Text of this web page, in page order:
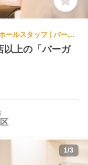
ファストフード | レストランサービス・ホールスタッフ | バーガーキング 西大島駅前店
以上の「バーガ
1/3